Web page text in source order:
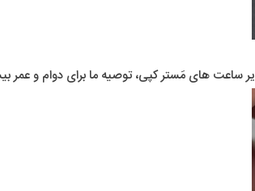
های مَستر کپی، توصیه ما برای دوام و عمر